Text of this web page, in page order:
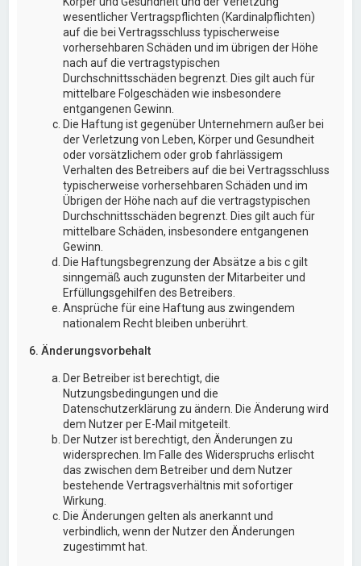
wesentlicher Vertragspflichten (Kardinalpflichten)
auf die bei Vertragsschluss typischerweise
vorhersehbaren Schäden und im übrigen der Höhe
nach auf die vertragstypischen
Durchschnittsschäden begrenzt. Dies gilt auch für
mittelbare Folgeschäden wie insbesondere
entgangenen Gewinn.
Die Haftung ist gegenüber Unternehmern außer bei
der Verletzung von Leben, Körper und Gesundheit
oder vorsätzlichem oder grob fahrlässigem
Verhalten des Betreibers auf die bei Vertragsschluss
typischerweise vorhersehbaren Schäden und im
Übrigen der Höhe nach auf die vertragstypischen
Durchschnittsschäden begrenzt. Dies gilt auch für
mittelbare Schäden, insbesondere entgangenen
Gewinn.
Die Haftungsbegrenzung der Absätze a bis c gilt
sinngemäß auch zugunsten der Mitarbeiter und
Erfüllungsgehilfen des Betreibers.
Ansprüche für eine Haftung aus zwingendem
nationalem Recht bleiben unberührt.
6. Änderungsvorbehalt
Der Betreiber ist berechtigt, die
Nutzungsbedingungen und die
Datenschutzerklärung zu ändern. Die Änderung wird
dem Nutzer per E-Mail mitgeteilt.
Der Nutzer ist berechtigt, den Änderungen zu
widersprechen. Im Falle des Widerspruchs erlischt
das zwischen dem Betreiber und dem Nutzer
bestehende Vertragsverhältnis mit sofortiger
Wirkung.
Die Änderungen gelten als anerkannt und
verbindlich, wenn der Nutzer den Änderungen
zugestimmt hat.